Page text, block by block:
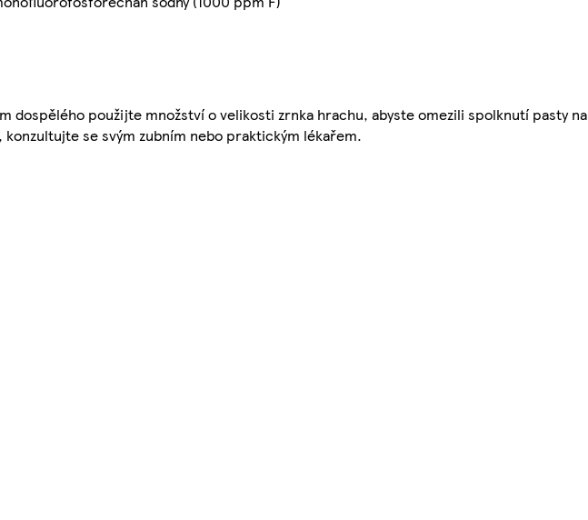
dospělého použijte množství o velikosti zrnka hrachu, abyste omezili spolknutí pasty na
se svým zubním nebo praktickým lékařem.